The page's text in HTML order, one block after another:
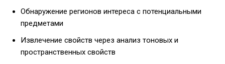
Обнаружение регионов интереса с потенциальными
предметами
Извлечение свойств через анализ тоновых и
пространственных свойств